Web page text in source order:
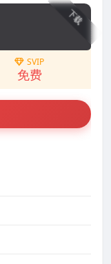
下载
SVIP
免费